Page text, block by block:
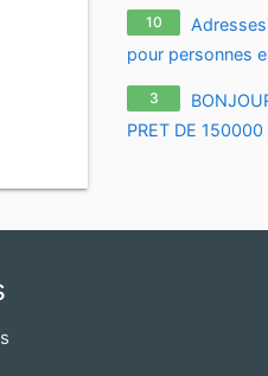
10
pour personnes
3
PRET DE